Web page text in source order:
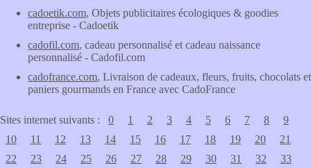
cadoetik.com, Objets publicitaires écologiques & goodies
entreprise - Cadoetik
cadofil.com, cadeau personnalisé et cadeau naissance
personnalisé - Cadofil.com
cadofrance.com, Livraison de cadeaux, fleurs, fruits, chocolats et
paniers gourmands en France avec CadoFrance
Sites internet suivants : 0 1 2 3 4 5 6 7 8
9
10
11 12 13 14 15 16 17 18 19 20
21
22
23 24 25 26 27 28 29 30 31 32 33